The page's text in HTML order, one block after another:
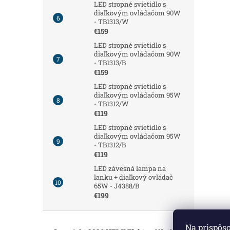
Na
LED stropné svietidlo s
diaľkovým ovládačom 90W
- TB1313/W
€159
LED stropné svietidlo s
diaľkovým ovládačom 90W
- TB1313/B
€159
LED stropné svietidlo s
diaľkovým ovládačom 95W
- TB1312/W
€119
LED stropné svietidlo s
diaľkovým ovládačom 95W
- TB1312/B
€119
LED závesná lampa na
lanku + diaľkový ovládač
65W - J4388/B
€199